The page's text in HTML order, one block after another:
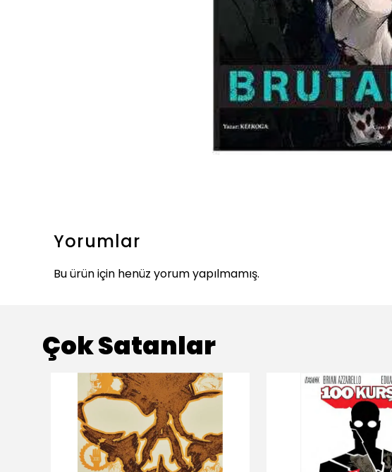
Yorumlar
Bu ürün için henüz yorum yapılmamış.
Çok Satanlar